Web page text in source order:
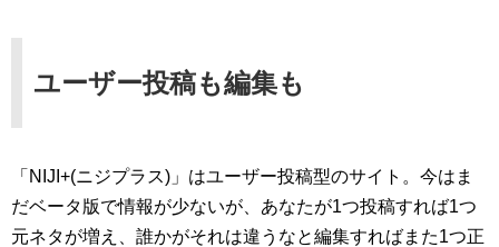
ユーザー投稿も編集も
「NIJI+(ニジプラス)」はユーザー投稿型のサイト。今はま
だベータ版で情報が少ないが、あなたが1つ投稿すれば1つ
元ネタが増え、誰かがそれは違うなと編集すればまた1つ正